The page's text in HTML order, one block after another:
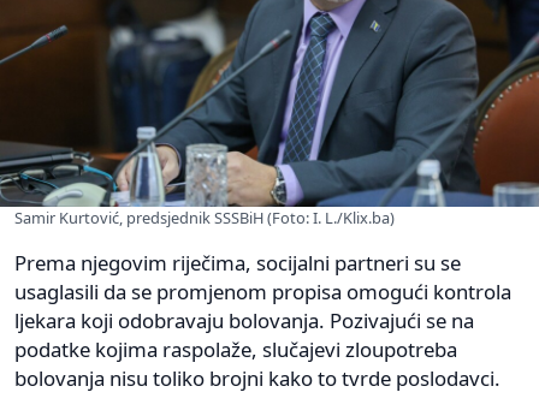
Samir Kurtović, predsjednik SSSBiH (Foto: I. L./Klix.ba)
Prema njegovim riječima, socijalni partneri su se
usaglasili da se promjenom propisa omogući kontrola
ljekara koji odobravaju bolovanja. Pozivajući se na
podatke kojima raspolaže, slučajevi zloupotreba
bolovanja nisu toliko brojni kako to tvrde poslodavci.